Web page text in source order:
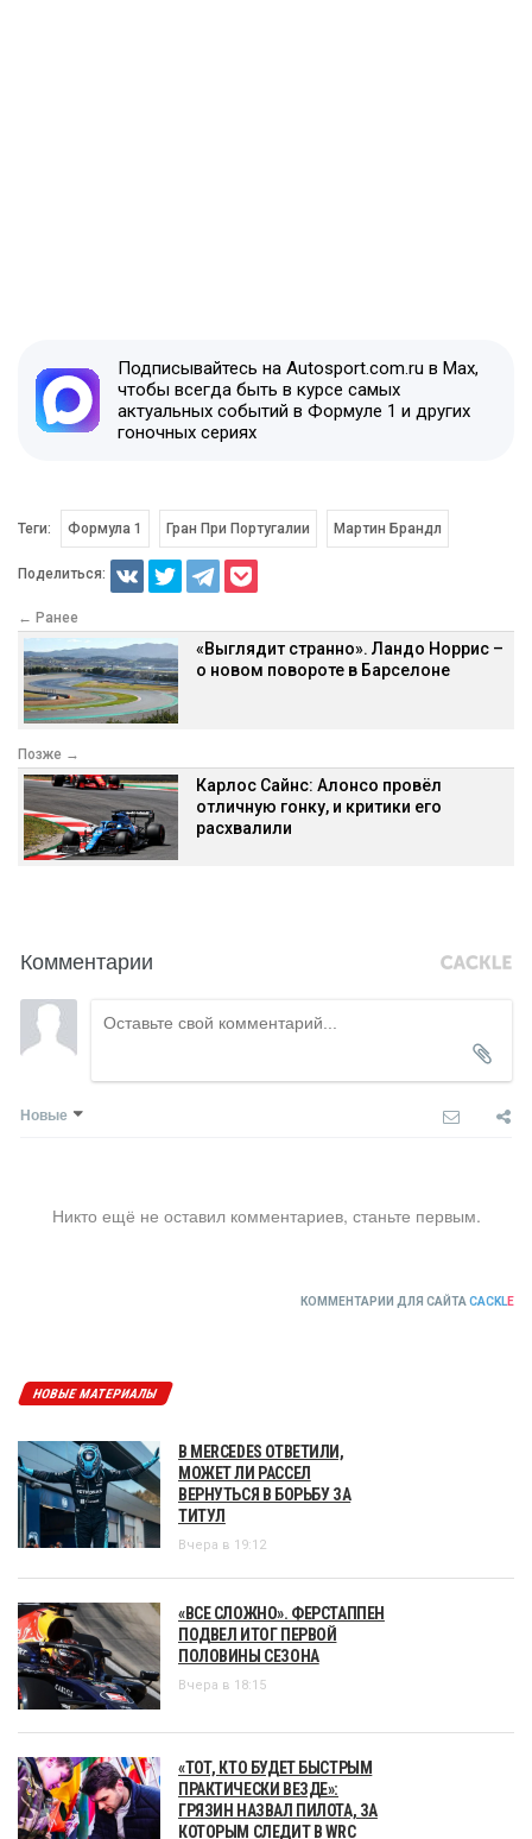
Подписывайтесь на Autosport.com.ru в Max,
чтобы всегда быть в курсе самых
актуальных событий в Формуле 1 и других
гоночных сериях
Теги: Формула 1 Гран При Португалии Мартин Брандл
Поделиться:
← Ранее
«Выглядит странно». Ландо Норрис –
о новом повороте в Барселоне
Позже →
Карлос Сайнс: Алонсо провёл
отличную гонку, и критики его
расхвалили
Комментарии
Новые
Никто ещё не оставил комментариев, станьте первым.
КОММЕНТАРИИ ДЛЯ САЙТА CACKLE
НОВЫЕ МАТЕРИАЛЫ
В MERCEDES ОТВЕТИЛИ,
МОЖЕТ ЛИ РАССЕЛ
ВЕРНУТЬСЯ В БОРЬБУ ЗА
ТИТУЛ
Вчера в 19:12
«ВСЕ СЛОЖНО». ФЕРСТАППЕН
ПОДВЕЛ ИТОГ ПЕРВОЙ
ПОЛОВИНЫ СЕЗОНА
Вчера в 18:15
«ТОТ, КТО БУДЕТ БЫСТРЫМ
ПРАКТИЧЕСКИ ВЕЗДЕ»:
ГРЯЗИН НАЗВАЛ ПИЛОТА, ЗА
КОТОРЫМ СЛЕДИТ В WRC